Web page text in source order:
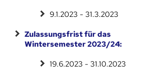
9.1.2023 - 31.3.2023
Zulassungsfrist für das
Wintersemester 2023/24:
19.6.2023 - 31.10.2023